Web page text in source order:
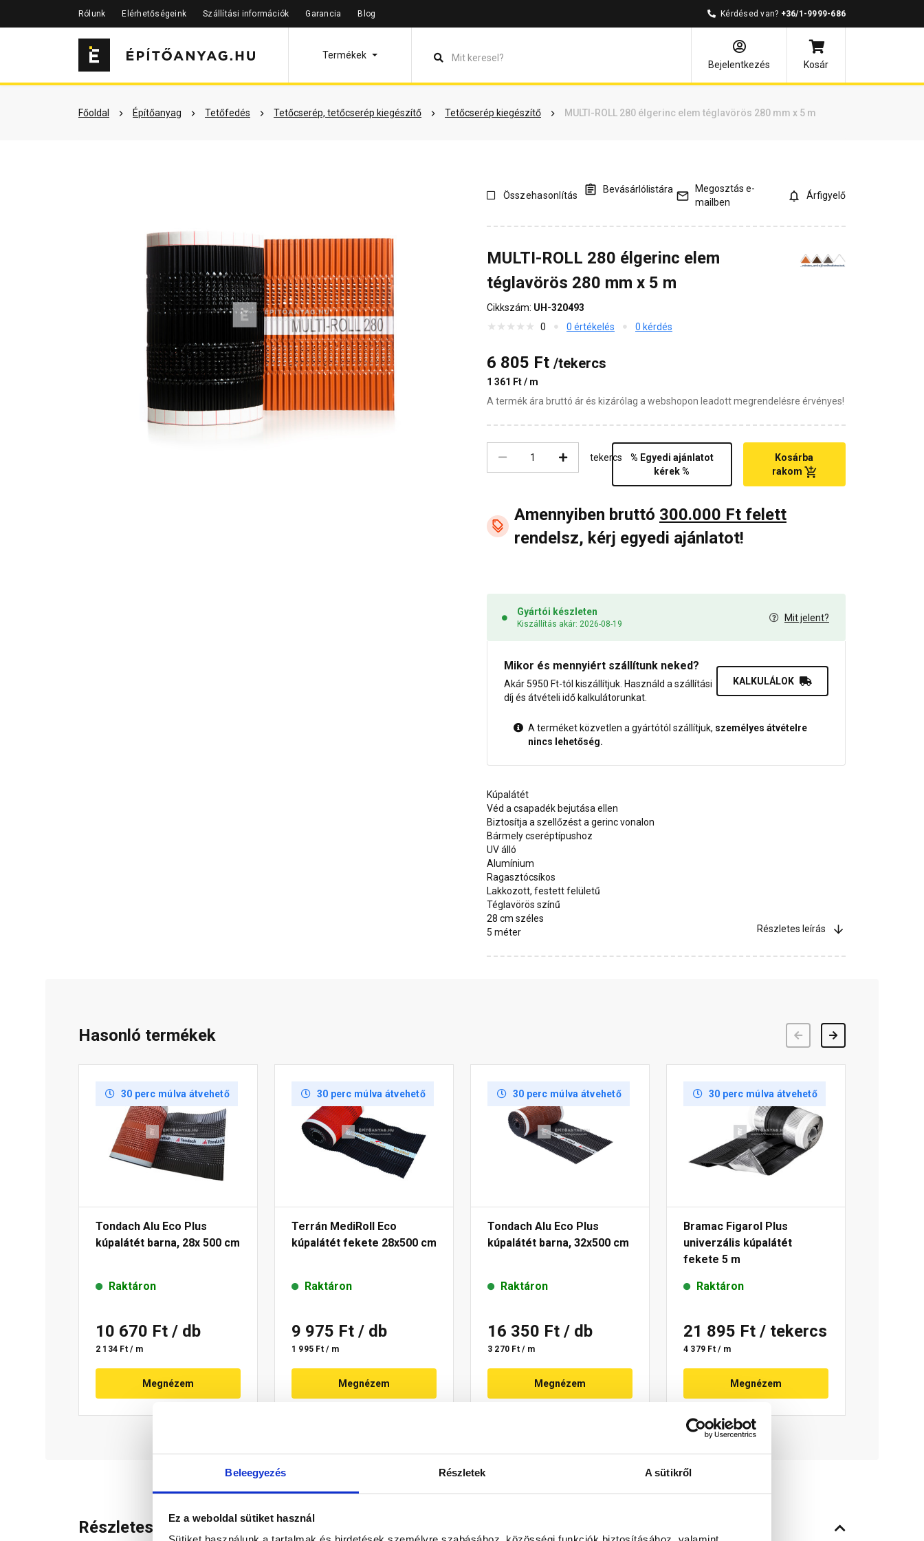
Beleegyezés Részletek A sütikről
Ez a weboldal sütiket használ
Rólunk Elérhetőségeink Szállítási információk Garancia Blog Kérdésed van? +36/1-9999-686
Termékek
Bejelentkezés
Kosár
Főoldal Építőanyag Tetőfedés Tetőcserép, tetőcserép kiegészítő Tetőcserép kiegészítő MULTI-ROLL 280 élgerinc elem téglavörös 280 mm x 5 m
Szükséged lehet rá Részletes leírás Termékinformáció Vásárlói vélemények Kérdések és válaszok Kapcsolódó cikkek
Összehasonlítás
Bevásárlólistára
Megosztás e-
mailben
Árfigyelő
MULTI-ROLL 280 élgerinc elem
téglavörös 280 mm x 5 m
Cikkszám: UH-320493
0
0 értékelés 0 kérdés
6 805 Ft /tekercs
1 361 Ft / m
A termék ára bruttó ár és kizárólag a webshopon leadott megrendelésre érvényes!
tekercs
% Egyedi ajánlatot
kérek %
Kosárba
rakom
Amennyiben bruttó 300.000 Ft felett
rendelsz, kérj egyedi ajánlatot!
Gyártói készleten
Kiszállítás akár: 2026-08-19
Mit jelent?
Mikor és mennyiért szállítunk neked?
Akár 5950 Ft-tól kiszállítjuk. Használd a szállítási
díj és átvételi idő kalkulátorunkat.
KALKULÁLOK
A terméket közvetlen a gyártótól szállítjuk, személyes átvételre
nincs lehetőség.
Kúpalátét
Véd a csapadék bejutása ellen
Biztosítja a szellőzést a gerinc vonalon
Bármely cseréptípushoz
UV álló
Alumínium
Ragasztócsíkos
Lakkozott, festett felületű
Téglavörös színű
28 cm széles
5 méter
Részletes leírás
Hasonló termékek
30 perc múlva átvehető
Tondach Alu Eco Plus
kúpalátét barna, 28x 500 cm
Raktáron
10 670 Ft / db
2 134 Ft / m
Megnézem
30 perc múlva átvehető
Terrán MediRoll Eco
kúpalátét fekete 28x500 cm
Raktáron
9 975 Ft / db
1 995 Ft / m
Megnézem
30 perc múlva átvehető
Tondach Alu Eco Plus
kúpalátét barna, 32x500 cm
Raktáron
16 350 Ft / db
3 270 Ft / m
Megnézem
30 perc múlva átvehető
Bramac Figarol Plus
univerzális kúpalátét
fekete 5 m
Raktáron
21 895 Ft / tekercs
4 379 Ft / m
Megnézem
Részletes leírás